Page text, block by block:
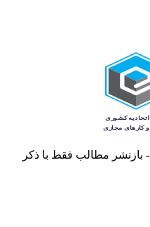
Joorchin Digital Marketing Agency - بازنشر مطالب فقط با ذکر